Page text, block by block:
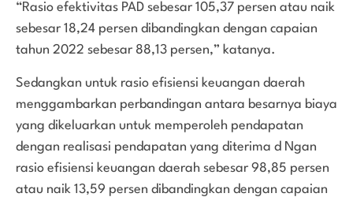
“Rasio efektivitas PAD sebesar 105,37 persen atau naik
sebesar 18,24 persen dibandingkan dengan capaian
tahun 2022 sebesar 88,13 persen,” katanya.
Sedangkan untuk rasio efisiensi keuangan daerah
menggambarkan perbandingan antara besarnya biaya
yang dikeluarkan untuk memperoleh pendapatan
dengan realisasi pendapatan yang diterima d Ngan
rasio efisiensi keuangan daerah sebesar 98,85 persen
atau naik 13,59 persen dibandingkan dengan capaian